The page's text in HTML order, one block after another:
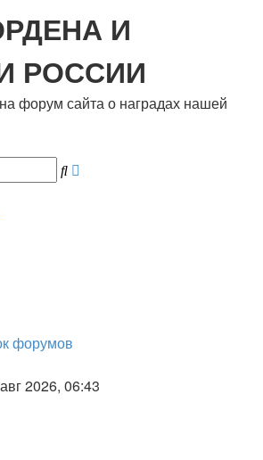
И
РОССИИ
форум сайта о наградах нашей
Поиск
форумов
2026, 06:43